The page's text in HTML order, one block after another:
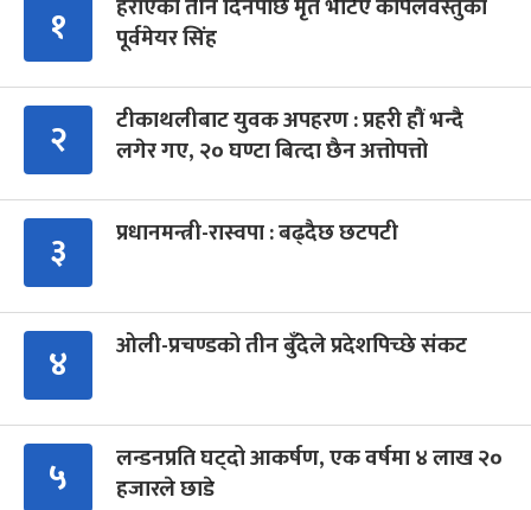
१
हराएको तीन दिनपछि मृत भेटिए कपिलवस्तुका
पूर्वमेयर सिंह
२
टीकाथलीबाट युवक अपहरण : प्रहरी हौं भन्दै
लगेर गए, २० घण्टा बित्दा छैन अत्तोपत्तो
३ प्रधानमन्त्री-रास्वपा : बढ्दैछ छटपटी
४ ओली-प्रचण्डको तीन बुँदेले प्रदेशपिच्छे संकट
५
लन्डनप्रति घट्दो आकर्षण, एक वर्षमा ४ लाख २०
हजारले छाडे